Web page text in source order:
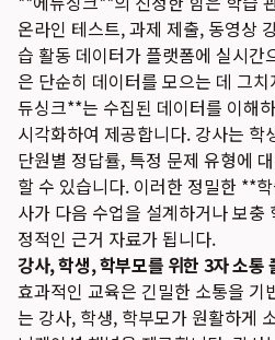
온라인 테스트, 과제 제출, 동영상
습 활동 데이터가 플랫폼에 실시간
은 단순히 데이터를 모으는 데 그
듀싱크**는 수집된 데이터를 이해
시각화하여 제공합니다. 강사는 학
단원별 정답률, 특정 문제 유형에
할 수 있습니다. 이러한 정밀한 **
사가 다음 수업을 설계하거나 보충
정적인 근거 자료가 됩니다.
강사, 학생, 학부모를 위한 3자 소통
효과적인 교육은 긴밀한 소통을
는 강사, 학생, 학부모가 원활하게